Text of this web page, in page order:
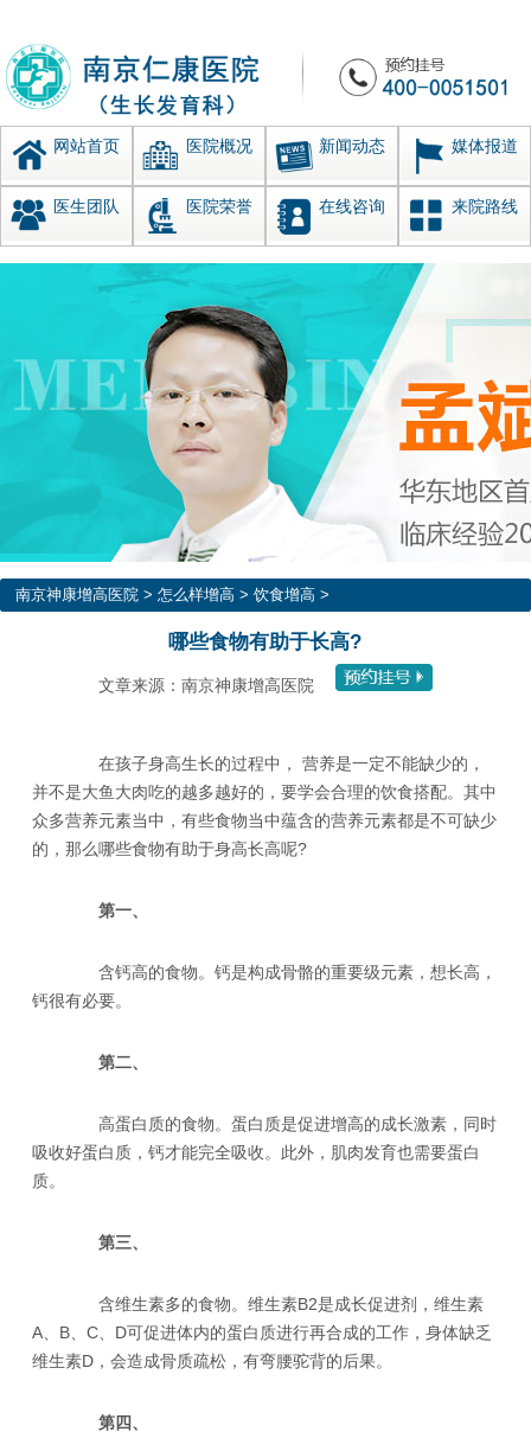
网站首页 医院概况 新闻动态 媒体报道
医生团队 医院荣誉 在线咨询 来院路线
南京神康增高医院> 怎么样增高> 饮食增高>
哪些食物有助于长高?
文章来源：南京神康增高医院
在孩子身高生长的过程中， 营养是一定不能缺少的，
并不是大鱼大肉吃的越多越好的，要学会合理的饮食搭配。其中
众多营养元素当中，有些食物当中蕴含的营养元素都是不可缺少
的，那么哪些食物有助于身高长高呢?
第一、
含钙高的食物。钙是构成骨骼的重要级元素，想长高，
钙很有必要。
第二、
高蛋白质的食物。蛋白质是促进增高的成长激素，同时
吸收好蛋白质，钙才能完全吸收。此外，肌肉发育也需要蛋白
质。
第三、
含维生素多的食物。维生素B2是成长促进剂，维生素
A、B、C、D可促进体内的蛋白质进行再合成的工作，身体缺乏
维生素D，会造成骨质疏松，有弯腰驼背的后果。
第四、